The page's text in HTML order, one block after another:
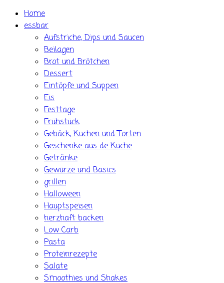
Skip Home
essbar
Aufstriche, Dips und Saucen
Beilagen
Brot und Brötchen
Dessert
Eintöpfe und Suppen
Eis
Festtage
Frühstück
Gebäck, Kuchen und Torten
Geschenke aus de Küche
Getränke
Gewürze und Basics
grillen
Halloween
Hauptspeisen
herzhaft backen
Low Carb
Pasta
Proteinrezepte
Salate
Smoothies und Shakes